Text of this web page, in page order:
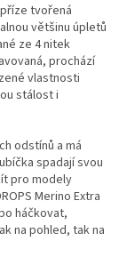
tvořená
většinu úpletů
ze 4 nitek
prochází
vlastnosti
stálost i
odstínů a má
spadají svou
pro modely
Merino Extra
háčkovat,
na pohled, tak na